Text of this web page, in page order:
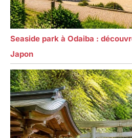
Seaside park à Odaiba :
Japon